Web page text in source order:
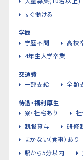
すぐ働ける
学歴
学歴不問
高校
4年生大学卒業
交通費
一部支給
全額
待遇・福利厚生
寮・社宅あり
制服貸与
研修
まかない（食事）あり
駅から5分以内